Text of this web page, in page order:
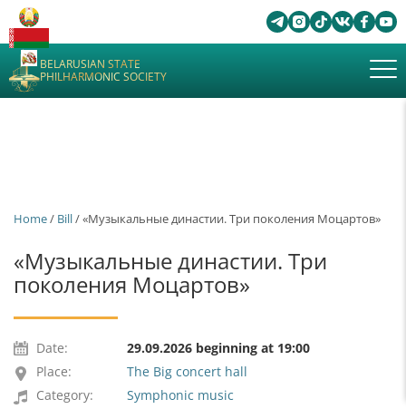
BELARUSIAN STATE
PHILHARMONIC SOCIETY
Home/ Bill/ «Музыкальные династии. Три поколения Моцартов»
«Музыкальные династии. Три
поколения Моцартов»
Date:
29.09.2026 beginning at 19:00
Place:
The Big concert hall
Category:
Symphonic music